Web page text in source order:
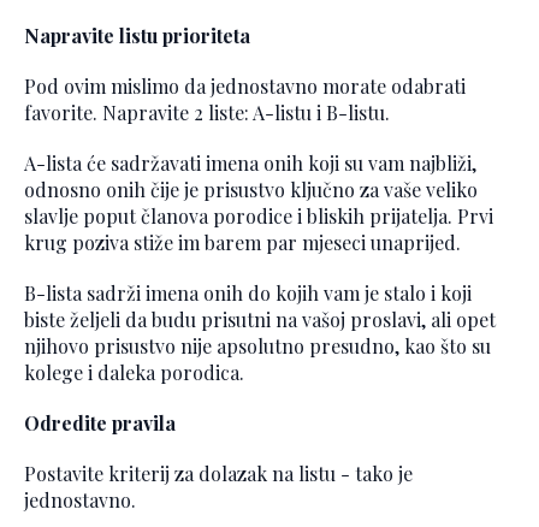
Napravite listu prioriteta
Pod ovim mislimo da jednostavno morate odabrati
favorite. Napravite 2 liste: A-listu i B-listu.
A-lista će sadržavati imena onih koji su vam najbliži,
odnosno onih čije je prisustvo ključno za vaše veliko
slavlje poput članova porodice i bliskih prijatelja. Prvi
krug poziva stiže im barem par mjeseci unaprijed.
B-lista sadrži imena onih do kojih vam je stalo i koji
biste željeli da budu prisutni na vašoj proslavi, ali opet
njihovo prisustvo nije apsolutno presudno, kao što su
kolege i daleka porodica.
Odredite pravila
Postavite kriterij za dolazak na listu - tako je
jednostavno.